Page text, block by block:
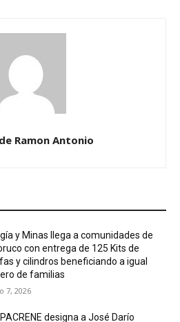
Ramon Antonio
y Minas llega a comunidades de
con entrega de 125 Kits de
y cilindros beneficiando a igual
de familias
7, 2026
designa a José Darío